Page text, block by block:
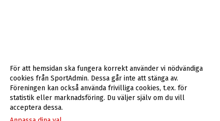
För att hemsidan ska fungera korrekt använder vi nödvändiga
cookies från SportAdmin. Dessa går inte att stänga av.
Föreningen kan också använda frivilliga cookies, t.ex. för
statistik eller marknadsföring. Du väljer själv om du vill
acceptera dessa.